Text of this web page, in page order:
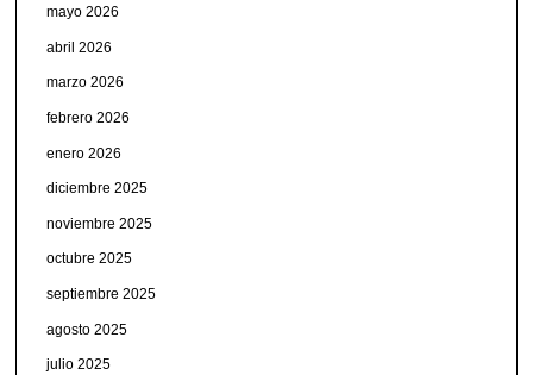
mayo 2026
abril 2026
marzo 2026
febrero 2026
enero 2026
diciembre 2025
noviembre 2025
octubre 2025
septiembre 2025
agosto 2025
julio 2025